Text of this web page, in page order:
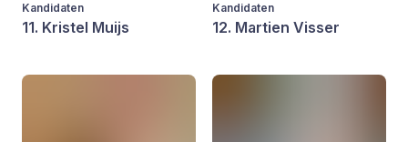
Kandidaten
11. Kristel Muijs
Kandidaten
12. Martien Visser